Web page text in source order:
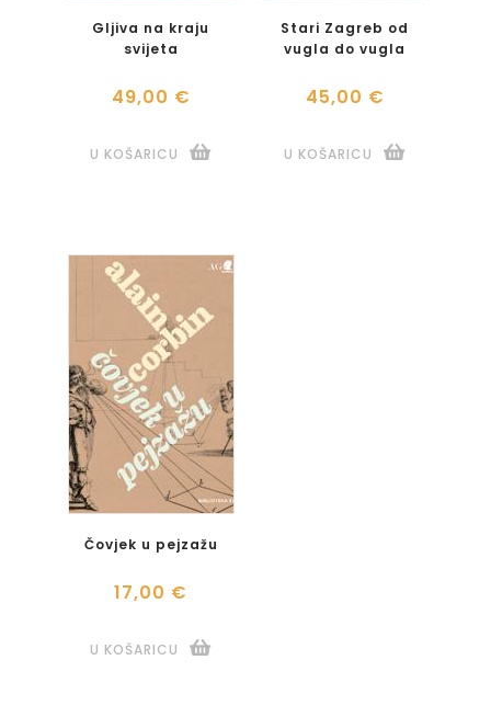
Gljiva na kraju
svijeta
49,00 €
U KOŠARICU
Stari Zagreb od
vugla do vugla
45,00 €
U KOŠARICU
Čovjek u pejzažu
17,00 €
U KOŠARICU